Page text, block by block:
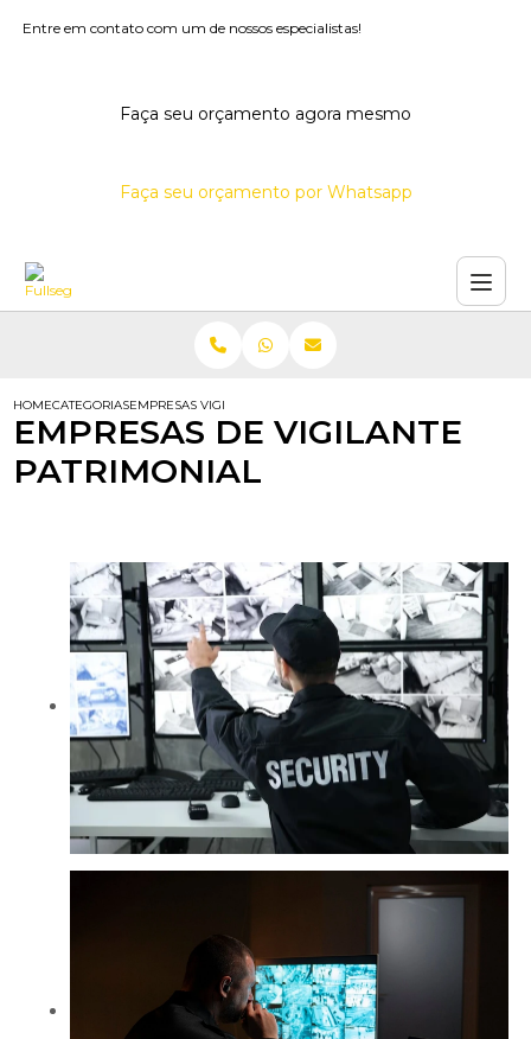
Entre em contato com um de nossos especialistas!
Faça seu orçamento agora mesmo
Faça seu orçamento por Whatsapp
HOMECATEGORIASEMPRESAS VIGILANTE PATRIMONIAL
EMPRESAS DE VIGILANTE
PATRIMONIAL